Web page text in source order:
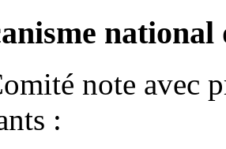
national
note avec
: